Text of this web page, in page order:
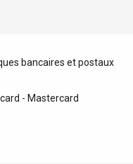
bancaires et postaux
- Mastercard